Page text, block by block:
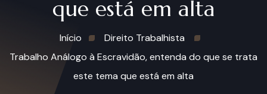
que está em alta
Início
Direito Trabalhista
Trabalho Análogo à Escravidão, entenda do que se trata
este tema que está em alta